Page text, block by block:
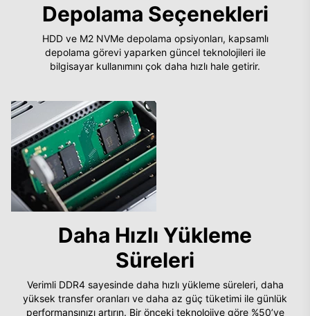
Depolama Seçenekleri
HDD ve M2 NVMe depolama opsiyonları, kapsamlı
depolama görevi yaparken güncel teknolojileri ile
bilgisayar kullanımını çok daha hızlı hale getirir.
Daha Hızlı Yükleme
Süreleri
Verimli DDR4 sayesinde daha hızlı yükleme süreleri, daha
yüksek transfer oranları ve daha az güç tüketimi ile günlük
performansınızı artırın. Bir önceki teknolojiye göre %50’ye